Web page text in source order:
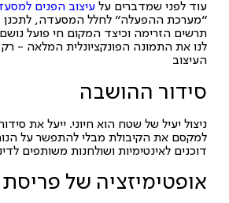
עוד לפני שמדברים על עיצוב הפנים
"מערכת ההפעלה" לחלל המסעדה, לתכנן
תרשים הזרימה וכיצד המקום חי פועל
לנו את התמונה הפונקציונלית המלאה -
העיצוב
סידור ההושבה
ניצול יעיל של שטח הוא חיוני. ייעל את
למקסם את הקיבולת מבלי להתפשר על
דוכנים לאינטימיות ושולחנות משותפים
אופטימיזציה של